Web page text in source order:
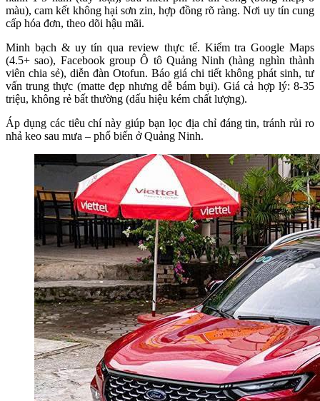
màu), cam kết không hại sơn zin, hợp đồng rõ ràng. Nơi uy tín cung
cấp hóa đơn, theo dõi hậu mãi.
Minh bạch & uy tín qua review thực tế. Kiểm tra Google Maps
(4.5+ sao), Facebook group Ô tô Quảng Ninh (hàng nghìn thành
viên chia sẻ), diễn đàn Otofun. Báo giá chi tiết không phát sinh, tư
vấn trung thực (matte đẹp nhưng dễ bám bụi). Giá cả hợp lý: 8-35
triệu, không rẻ bất thường (dấu hiệu kém chất lượng).
Áp dụng các tiêu chí này giúp bạn lọc địa chỉ đáng tin, tránh rủi ro
nhả keo sau mưa – phổ biến ở Quảng Ninh.